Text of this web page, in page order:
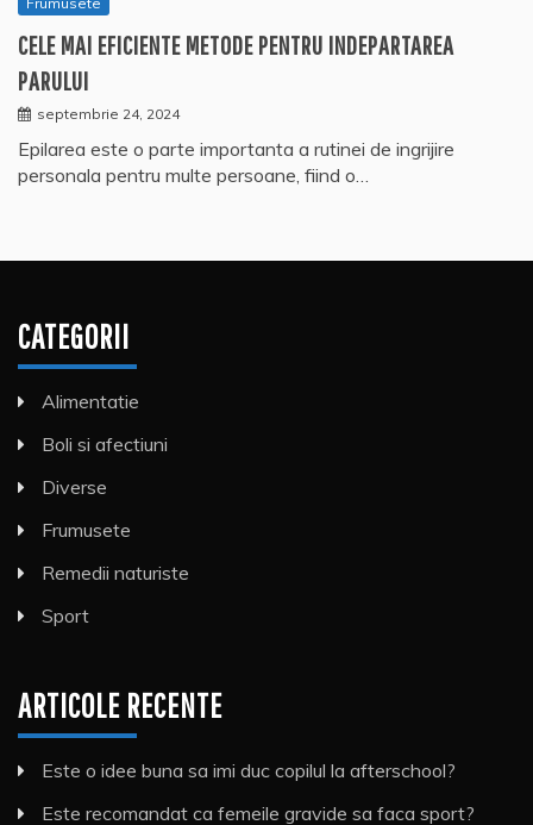
CELE MAI EFICIENTE METODE PENTRU INDEPARTAREA
PARULUI
septembrie 24, 2024
Epilarea este o parte importanta a rutinei de ingrijire
personala pentru multe persoane, fiind o…
CATEGORII
Alimentatie
Boli si afectiuni
Diverse
Frumusete
Remedii naturiste
Sport
ARTICOLE RECENTE
Este o idee buna sa imi duc copilul la afterschool?
Este recomandat ca femeile gravide sa faca sport?